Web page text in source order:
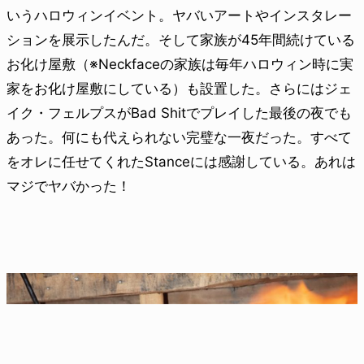
いうハロウィンイベント。ヤバいアートやインスタレー
ションを展示したんだ。そして家族が45年間続けている
お化け屋敷（※Neckfaceの家族は毎年ハロウィン時に実
家をお化け屋敷にしている）も設置した。さらにはジェ
イク・フェルプスがBad Shitでプレイした最後の夜でも
あった。何にも代えられない完璧な一夜だった。すべて
をオレに任せてくれたStanceには感謝している。あれは
マジでヤバかった！